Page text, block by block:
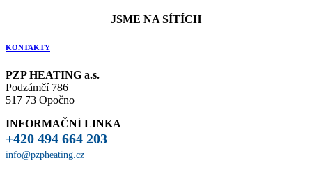
JSME NA SÍTÍCH
KONTAKTY
PZP HEATING a.s.
Podzámčí 786
517 73 Opočno
INFORMAČNÍ LINKA
+420 494 664 203
info@pzpheating.cz